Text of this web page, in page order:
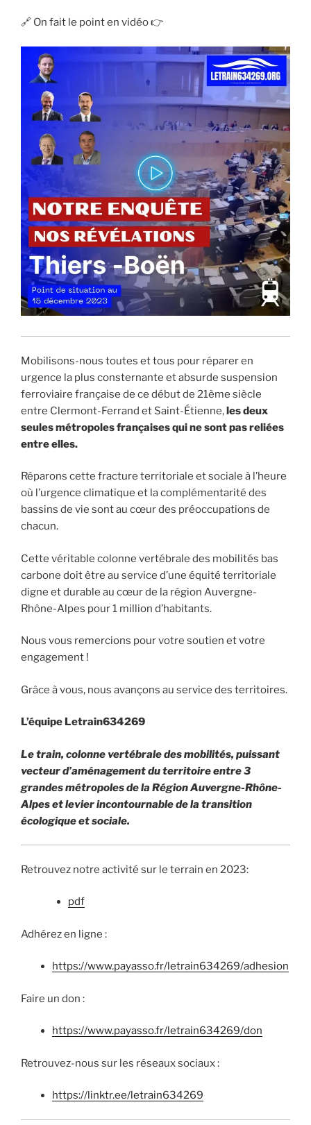
🔗 On fait le point en vidéo 👉
Mobilisons-nous toutes et tous pour réparer en
urgence la plus consternante et absurde suspension
ferroviaire française de ce début de 21ème siècle
entre Clermont-Ferrand et Saint-Étienne,les deux
seules métropoles françaises qui ne sont pas reliées
entre elles.
Réparons cette fracture territoriale et sociale à l’heure
où l’urgence climatique et la complémentarité des
bassins de vie sont au cœur des préoccupations de
chacun.
Cette véritable colonne vertébrale des mobilités bas
carbone doit être au service d’une équité territoriale
digne et durable au cœur de la région Auvergne-
Rhône-Alpes pour 1 million d’habitants.
Nous vous remercions pour votre soutien et votre
engagement !
Grâce à vous, nous avançons au service des territoires.
L’équipe Letrain634269
Le train, colonne vertébrale des mobilités, puissant
vecteur d’aménagement du territoire entre 3
grandes métropoles de la Région Auvergne-Rhône-
Alpes et levier incontournable de la transition
écologique et sociale.
Retrouvez notre activité sur le terrain en 2023:
pdf
Adhérez en ligne :
https://www.payasso.fr/letrain634269/adhesion
Faire un don :
https://www.payasso.fr/letrain634269/don
Retrouvez-nous sur les réseaux sociaux :
https://linktr.ee/letrain634269